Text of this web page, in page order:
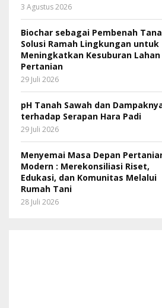
3 Agustus 2026
Biochar sebagai Pembenah
Solusi Ramah Lingkungan untuk
Meningkatkan Kesuburan Lahan
Pertanian
29 Juli 2026
pH Tanah Sawah dan
terhadap Serapan Hara Padi
29 Juli 2026
Menyemai Masa Depan
Modern : Merekonsiliasi Riset,
Edukasi, dan Komunitas Melalui
Rumah Tani
28 Juli 2026